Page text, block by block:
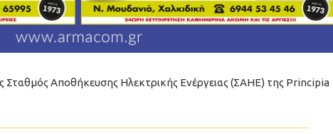
Σταθμός Αποθήκευσης Ηλεκτρικής Ενέργειας (ΣΑΗΕ) της Principia